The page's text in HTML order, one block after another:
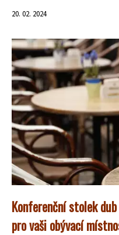
20. 02. 2024
Konferenční stolek
pro vaši obývací